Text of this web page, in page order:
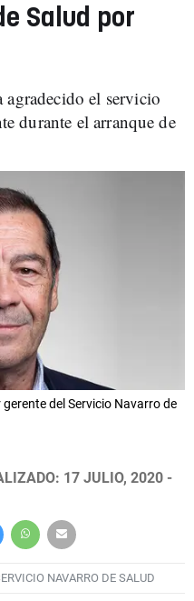
Salud por
el servicio
durante el arranque de
del Servicio Navarro de
17 JULIO, 2020 -
NAVARRO DE SALUD